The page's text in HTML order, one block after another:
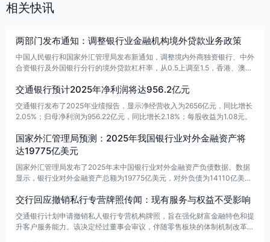
相关快讯
两部门发布通知：调整银行业金融机构境外贷款业务政策
中国人民银行和国家外汇管理局发布新通知，调整境内外商独资银行、中外
合资银行及外国银行分行的境外贷款杠杆率，从0.5上调至1.5，香港、澳门
境外贷款杠杆率由3提升至3.5。若计算的境外贷款余额上限低于100亿元，
则核定为100亿元。此外，境内银行可通过向境外银行融出资金的方式，间
接向境外企业发放一年期以上的本外币贷款，需遵循当地法律法规。
交通银行预计2025年净利润将达956.2亿元
交通银行发布了2025年业绩报告，显示净经营收入为2656亿元，同比增长
2.05%；归母净利润为956.22亿元，同比增长2.18%；每股收益为1.08元。
国家外汇管理局预测：2025年我国银行业对外金融资产将
达19775亿美元
国家外汇管理局发布了2025年末中国银行业对外金融资产负债数据。数据
显示，银行业对外金融资产总额为19775亿美元，对外负债为14110亿美
资产则为7101亿美元。
交行回应撤销私行专营牌照传闻：现有服务与权益不受影响
交通银行计划申请撤销私人银行专营机构牌照，旨在强化财富金融特色和提
升客户服务能力。该决定经过董事会审议，伴随零售板块的体制机制改革和